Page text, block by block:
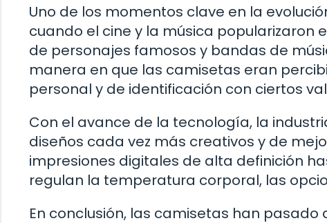
Uno de los momentos clave en la
cuando el cine y la música
de personajes famosos y bandas de
manera en que las camisetas eran
personal y de identificación con ciertos
Con el avance de la tecnología, la
diseños cada vez más creativos y de
impresiones digitales de alta definición
regulan la temperatura corporal, las
En conclusión, las camisetas han